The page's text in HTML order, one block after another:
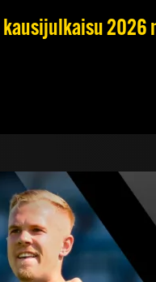
kausijulkaisu 2026